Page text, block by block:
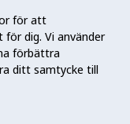
för att
dig. Vi använder
förbättra
ditt samtycke till
för en bättre
att